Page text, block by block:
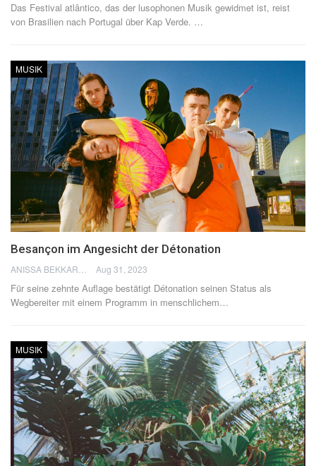
Das Festival atlântico, das der lusophonen Musik gewidmet ist, reist
von Brasilien nach Portugal über Kap Verde. …
MUSIK
Besançon im Angesicht der Détonation
Aug 31, 2023
Für seine zehnte Auflage bestätigt Détonation seinen Status als
Wegbereiter mit einem Programm in menschlichem…
MUSIK